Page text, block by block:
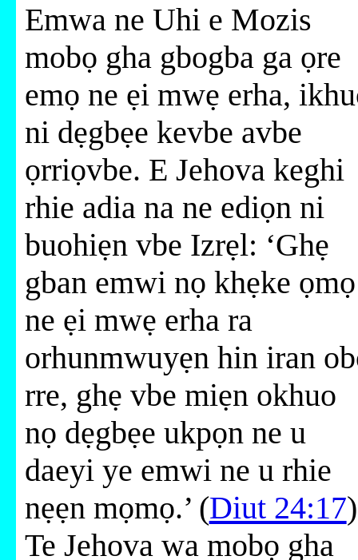
Emwa ne Uhi e Mozis
mobọ gha gbogba ga ọre
emọ ne ẹi mwẹ erha,
ni dẹgbẹe kevbe avbe
ọrriọvbe. E Jehova keghi
rhie adia na ne ediọn ni
buohiẹn vbe Izrẹl: ‘Ghẹ
gban emwi nọ khẹke ọmọ
ne ẹi mwẹ erha ra
orhunmwuyẹn hin iran
rre, ghẹ vbe miẹn okhuo
nọ dẹgbẹe ukpọn ne u
daeyi ye emwi ne u rhie
nẹẹn mọmọ.’ (Diut 24:17)
Te Jehova wa mobọ gha